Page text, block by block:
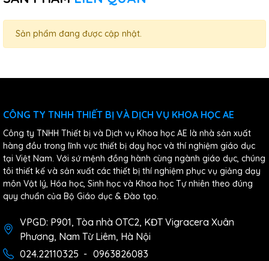
Sản phẩm đang được cập nhật.
CÔNG TY TNHH THIẾT BỊ VÀ DỊCH VỤ KHOA HỌC AE
Công ty TNHH Thiết bị và Dịch vụ Khoa học AE là nhà sản xuất
hàng đầu trong lĩnh vực thiết bị dạy học và thí nghiệm giáo dục
tại Việt Nam. Với sứ mệnh đồng hành cùng ngành giáo dục, chúng
tôi thiết kế và sản xuất các thiết bị thí nghiệm phục vụ giảng dạy
môn Vật lý, Hóa học, Sinh học và Khoa học Tự nhiên theo đúng
quy chuẩn của Bộ Giáo dục & Đào tạo.
VPGD: P901, Tòa nhà OTC2, KĐT Vigracera Xuân
Phương, Nam Từ Liêm, Hà Nội
024.22110325 - 0963826083